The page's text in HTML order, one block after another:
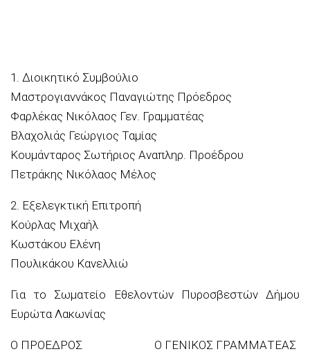
1. Διοικητικό Συμβούλιο
Μαστρογιαννάκος Παναγιώτης Πρόεδρος
Φαρλέκας Νικόλαος Γεν. Γραμματέας
Βλαχολιάς Γεώργιος Ταμίας
Κουμάνταρος Σωτήριος Αναπληρ. Προέδρου
Πετράκης Νικόλαος Μέλος
2. Εξελεγκτική Επιτροπή
Κούρλας Μιχαήλ
Κωστάκου Ελένη
Πουλικάκου Κανελλιώ
Για το Σωματείο Εθελοντών Πυροσβεστών Δήμου
Ευρώτα Λακωνίας
Ο ΠΡΟΕΔΡΟΣ Ο ΓΕΝΙΚΟΣ ΓΡΑΜΜΑΤΕΑΣ